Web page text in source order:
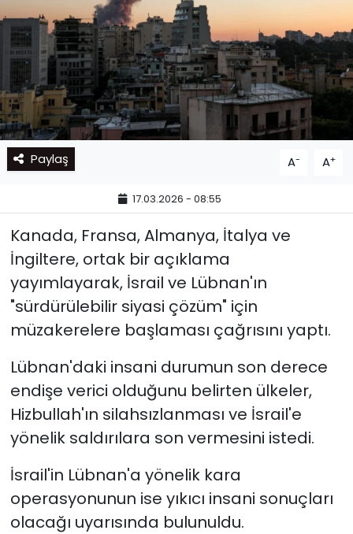
Paylaş A- A+
17.03.2026 - 08:55
Kanada, Fransa, Almanya, İtalya ve
İngiltere, ortak bir açıklama
yayımlayarak, İsrail ve Lübnan'ın
"sürdürülebilir siyasi çözüm" için
müzakerelere başlaması çağrısını yaptı.
Lübnan'daki insani durumun son derece
endişe verici olduğunu belirten ülkeler,
Hizbullah'ın silahsızlanması ve İsrail'e
yönelik saldırılara son vermesini istedi.
İsrail'in Lübnan'a yönelik kara
operasyonunun ise yıkıcı insani sonuçları
olacağı uyarısında bulunuldu.